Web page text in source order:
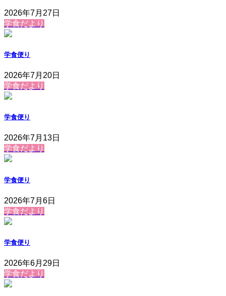
2026年7月27日
学食だより
学食便り
2026年7月20日
学食だより
学食便り
2026年7月13日
学食だより
学食便り
2026年7月6日
学食だより
学食便り
2026年6月29日
学食だより